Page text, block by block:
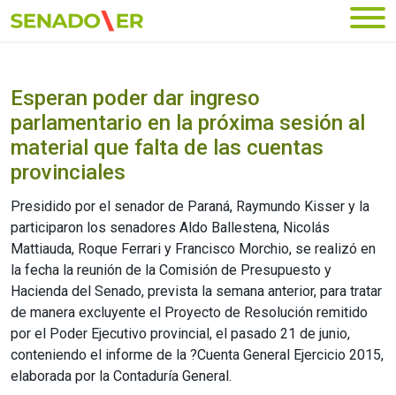
Ir al menú principal
Esperan poder dar ingreso
parlamentario en la próxima sesión al
material que falta de las cuentas
provinciales
Presidido por el senador de Paraná, Raymundo Kisser y la
participaron los senadores Aldo Ballestena, Nicolás
Mattiauda, Roque Ferrari y Francisco Morchio, se realizó en
la fecha la reunión de la Comisión de Presupuesto y
Hacienda del Senado, prevista la semana anterior, para tratar
de manera excluyente el Proyecto de Resolución remitido
por el Poder Ejecutivo provincial, el pasado 21 de junio,
conteniendo el informe de la ?Cuenta General Ejercicio 2015,
elaborada por la Contaduría General.